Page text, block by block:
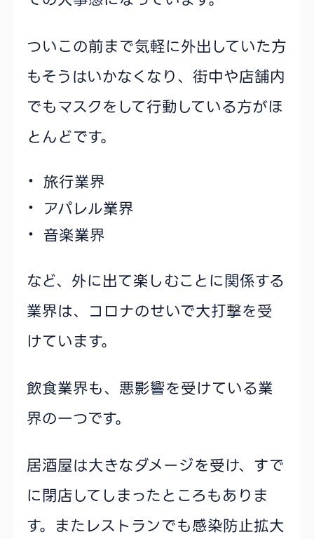
ついこの前まで気軽に外出していた方
もそうはいかなくなり、街中や店舗内
でもマスクをして行動している方がほ
とんどです。
旅行業界
アパレル業界
音楽業界
など、外に出て楽しむことに関係する
業界は、コロナのせいで大打撃を受
けています。
飲食業界も、悪影響を受けている業
界の一つです。
居酒屋は大きなダメージを受け、すで
に閉店してしまったところもありま
す。またレストランでも感染防止拡大